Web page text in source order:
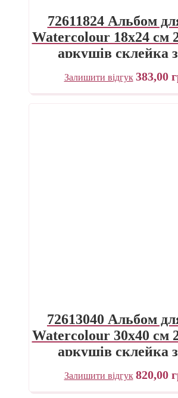
72611824 Альбом
Watercolour 18х24 см
аркушів склейка
Fabriano
Залишити відгук 383,00
72613040 Альбом
Watercolour 30х40 см
аркушів склейка
Fabriano
Залишити відгук 820,00